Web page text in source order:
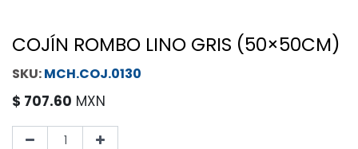
COJÍN ROMBO LINO GRIS (50×50CM)
MCH.COJ.0130
$ 707.60 MXN